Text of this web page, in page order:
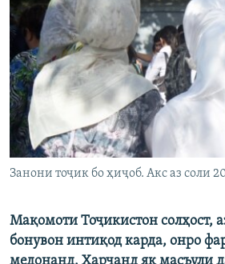
ГУЗОРИШҲОИ РАДИОӢ
Русский
ПАЙГИРӢ КУНЕД
Ҳамаи сомонаҳои RFE/RL
Занони тоҷик бо ҳиҷоб. Акс аз соли
Мақомоти Тоҷикистон солҳост,
бонувон интиқод карда, онро